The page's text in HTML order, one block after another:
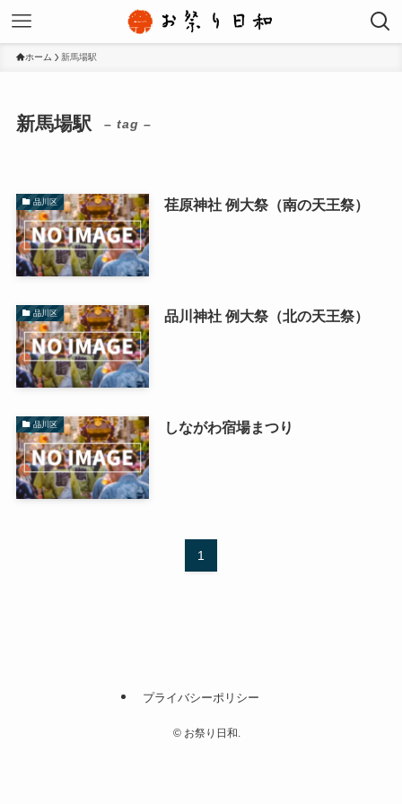
ホーム 新馬場駅
新馬場駅 – tag –
品川区 荏原神社 例大祭（南の天王祭）
品川区 品川神社 例大祭（北の天王祭）
品川区 しながわ宿場まつり
1
プライバシーポリシー
©お祭り日和.